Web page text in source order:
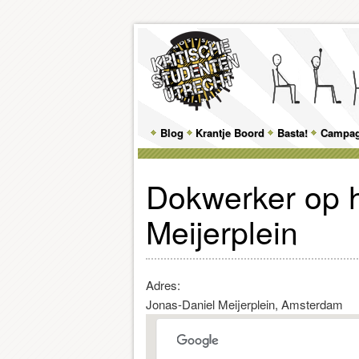
Main
menu
Skip
to
primary
content
Skip
to
secondary
content
Blog Krantje Boord Basta!
Dokwerker op
Meijerplein
Adres:
Jonas-Daniel Meijerplein, Amsterdam